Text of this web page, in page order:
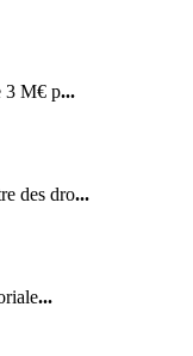
3 M€ p...
des dro...
...